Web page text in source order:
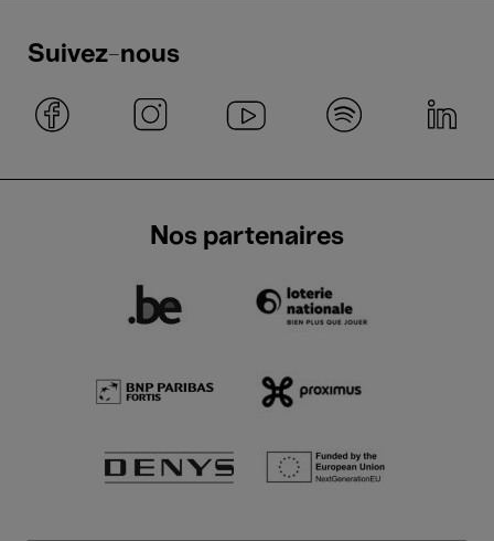
Suivez-nous
Nos partenaires